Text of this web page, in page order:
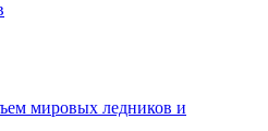
мировых ледников и